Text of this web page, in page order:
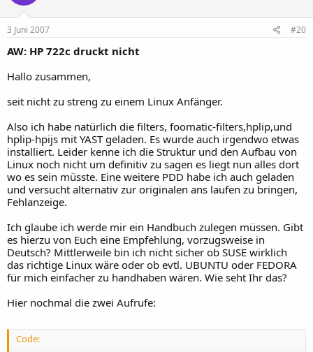
3 Juni 2007 #20
AW: HP 722c druckt nicht
Hallo zusammen,
seit nicht zu streng zu einem Linux Anfänger.
Also ich habe natürlich die filters, foomatic-filters,hplip,und
hplip-hpijs mit YAST geladen. Es wurde auch irgendwo etwas
installiert. Leider kenne ich die Struktur und den Aufbau von
Linux noch nicht um definitiv zu sagen es liegt nun alles dort
wo es sein müsste. Eine weitere PDD habe ich auch geladen
und versucht alternativ zur originalen ans laufen zu bringen,
Fehlanzeige.
Ich glaube ich werde mir ein Handbuch zulegen müssen. Gibt
es hierzu von Euch eine Empfehlung, vorzugsweise in
Deutsch? Mittlerweile bin ich nicht sicher ob SUSE wirklich
das richtige Linux wäre oder ob evtl. UBUNTU oder FEDORA
für mich einfacher zu handhaben wären. Wie seht Ihr das?
Hier nochmal die zwei Aufrufe:
Code: